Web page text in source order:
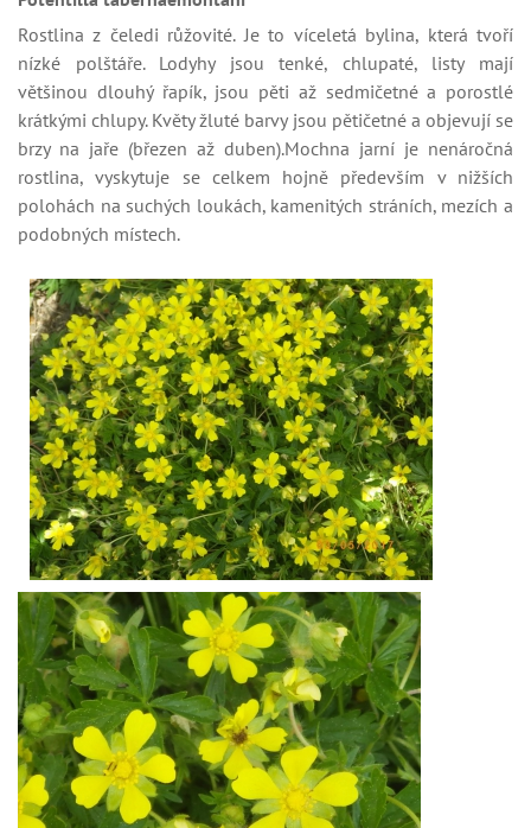
Rostlina z čeledi růžovité. Je to víceletá bylina, která tvoří
nízké polštáře. Lodyhy jsou tenké, chlupaté, listy mají
většinou dlouhý řapík, jsou pěti až sedmičetné a porostlé
krátkými chlupy. Květy žluté barvy jsou pětičetné a objevují se
brzy na jaře (březen až duben).Mochna jarní je nenáročná
rostlina, vyskytuje se celkem hojně především v nižších
polohách na suchých loukách, kamenitých stráních, mezích a
podobných místech.